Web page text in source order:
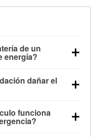
de un
energía?
un tiempo
conducir el vehículo
respaldo para
dañar el
motor y pueden
provocar una
funciona